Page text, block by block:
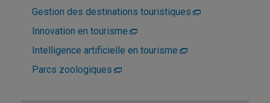
Gestion des destinations touristiques
Innovation en tourisme
Intelligence artificielle en tourisme
Parcs zoologiques